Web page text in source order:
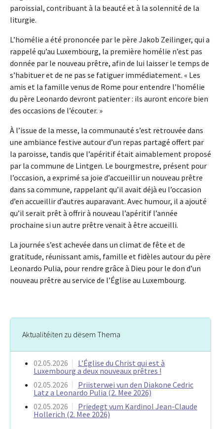
paroissial, contribuant à la beauté et à la solennité de la
liturgie.
L’homélie a été prononcée par le père Jakob Zeilinger, qui a
rappelé qu’au Luxembourg, la première homélie n’est pas
donnée par le nouveau prêtre, afin de lui laisser le temps de
s’habituer et de ne pas se fatiguer immédiatement. « Les
amis et la famille venus de Rome pour entendre l’homélie
du père Leonardo devront patienter : ils auront encore bien
des occasions de l’écouter. »
À l’issue de la messe, la communauté s’est retrouvée dans
une ambiance festive autour d’un repas partagé offert par
la paroisse, tandis que l’apéritif était aimablement proposé
par la commune de Lintgen. Le bourgmestre, présent pour
l’occasion, a exprimé sa joie d’accueillir un nouveau prêtre
dans sa commune, rappelant qu’il avait déjà eu l’occasion
d’en accueillir d’autres auparavant. Avec humour, il a ajouté
qu’il serait prêt à offrir à nouveau l’apéritif l’année
prochaine si un autre prêtre venait à être accueilli.
La journée s’est achevée dans un climat de fête et de
gratitude, réunissant amis, famille et fidèles autour du père
Leonardo Pulia, pour rendre grâce à Dieu pour le don d’un
nouveau prêtre au service de l’Église au Luxembourg.
Aktualitéiten zu dësem Thema
02.05.2026
L’Église du Christ qui est à
Luxembourg a deux nouveaux prêtres !
02.05.2026
Priisterwei vun den Diakone Cedric
Latz a Leonardo Pulia (2. Mee 2026)
02.05.2026
Priedegt vum Kardinol Jean-Claude
Hollerich (2. Mee 2026)